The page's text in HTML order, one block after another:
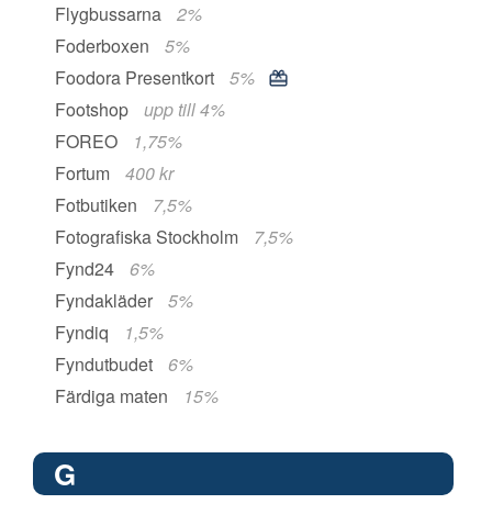
Flygbussarna
2%
Foderboxen
5%
Foodora Presentkort
5%
Footshop
upp till 4%
FOREO
1,75%
Fortum
400 kr
Fotbutiken
7,5%
Fotografiska Stockholm
7,5%
Fynd24
6%
Fyndakläder
5%
Fyndiq
1,5%
Fyndutbudet
6%
Färdiga maten
15%
G